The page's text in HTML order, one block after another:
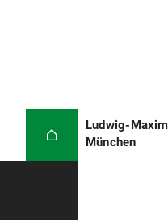
Ludwig-
München